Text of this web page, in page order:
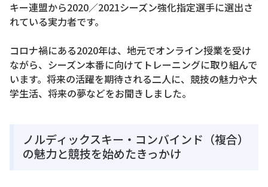
キー連盟から2020／2021シーズン強化指定選手に選出さ
れている実力者です。
コロナ禍にある2020年は、地元でオンライン授業を受け
ながら、シーズン本番に向けてトレーニングに取り組んで
います。将来の活躍を期待される二人に、競技の魅力や大
学生活、将来の夢などをお聞きしました。
ノルディックスキー・コンバインド（複合）
の魅力と競技を始めたきっかけ